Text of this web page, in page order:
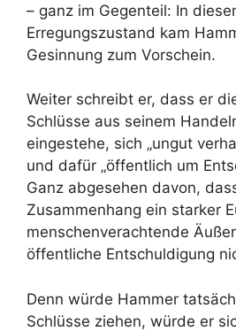
– ganz im Gegenteil: In
Erregungszustand kam
Gesinnung zum Vorschein.
Weiter schreibt er, dass er
Schlüsse aus seinem
eingestehe, sich „ungut
und dafür „öffentlich um
Ganz abgesehen davon,
Zusammenhang ein starker
menschenverachtende
öffentliche Entschuldigung
Denn würde Hammer
Schlüsse ziehen, würde er